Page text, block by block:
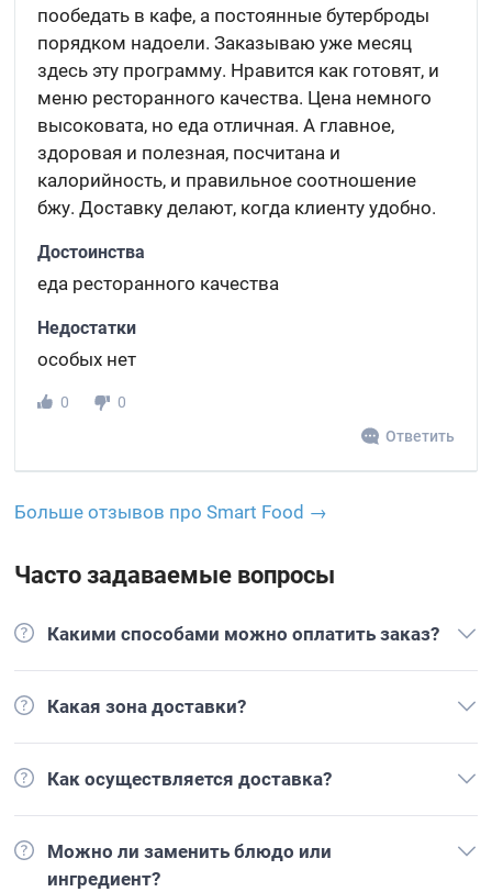
пообедать в кафе, а постоянные бутерброды
порядком надоели. Заказываю уже месяц
здесь эту программу. Нравится как готовят, и
меню ресторанного качества. Цена немного
высоковата, но еда отличная. А главное,
здоровая и полезная, посчитана и
калорийность, и правильное соотношение
бжу. Доставку делают, когда клиенту удобно.
Достоинства
еда ресторанного качества
Недостатки
особых нет
0
0
Ответить
Больше отзывов про Smart Food →
Часто задаваемые вопросы
Какими способами можно оплатить заказ?
Какая зона доставки?
Как осуществляется доставка?
Можно ли заменить блюдо или
ингредиент?